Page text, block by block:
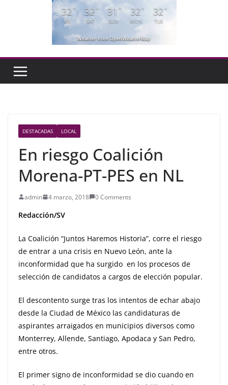
32°
FRI
32 °
SAT
31 °
SUN
32°
MON
32°
TUE
Weather from OpenWeatherMap
DESTACADAS LOCAL
En riesgo Coalición
Morena-PT-PES en NL
admin 4 marzo, 2018 0 Comments
Redacción/SV
La Coalición “Juntos Haremos Historia”, corre el riesgo
de entrar a una crisis en Nuevo León, ante la
inconformidad que ha surgido en los procesos de
selección de candidatos a cargos de elección popular.
El descontento surge tras los intentos de echar abajo
desde la Ciudad de México las candidaturas de
aspirantes arraigados en municipios diversos como
Monterrey, Allende, Santiago, Apodaca y San Pedro,
entre otros.
El primer signo de inconformidad se dio cuando en